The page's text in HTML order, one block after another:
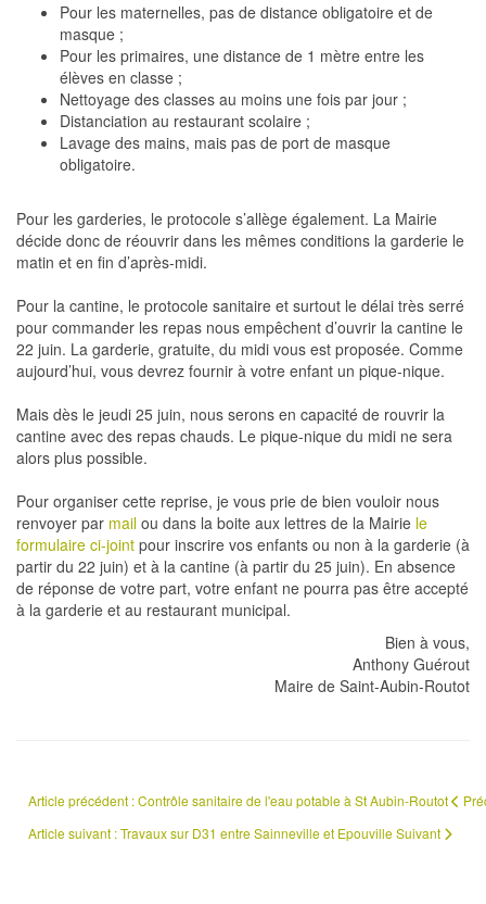
Pour les maternelles, pas de distance obligatoire et de
masque ;
Pour les primaires, une distance de 1 mètre entre les
élèves en classe ;
Nettoyage des classes au moins une fois par jour ;
Distanciation au restaurant scolaire ;
Lavage des mains, mais pas de port de masque
obligatoire.
Pour les garderies, le protocole s’allège également. La Mairie
décide donc de réouvrir dans les mêmes conditions la garderie le
matin et en fin d’après-midi.
Pour la cantine, le protocole sanitaire et surtout le délai très serré
pour commander les repas nous empêchent d’ouvrir la cantine le
22 juin. La garderie, gratuite, du midi vous est proposée. Comme
aujourd’hui, vous devrez fournir à votre enfant un pique-nique.
Mais dès le jeudi 25 juin, nous serons en capacité de rouvrir la
cantine avec des repas chauds. Le pique-nique du midi ne sera
alors plus possible.
Pour organiser cette reprise, je vous prie de bien vouloir nous
renvoyer par mail ou dans la boite aux lettres de la Mairie le
formulaire ci-joint pour inscrire vos enfants ou non à la garderie (à
partir du 22 juin) et à la cantine (à partir du 25 juin). En absence
de réponse de votre part, votre enfant ne pourra pas être accepté
à la garderie et au restaurant municipal.
Bien à vous,
Anthony Guérout
Maire de Saint-Aubin-Routot
Article précédent : Contrôle sanitaire de l'eau potable à St Aubin-Routot
Article suivant : Travaux sur D31 entre Sainneville et EpouvilleSuivant